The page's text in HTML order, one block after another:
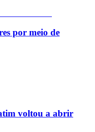
por meio de
voltou a abrir